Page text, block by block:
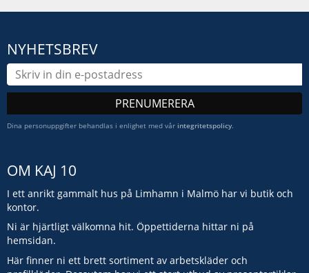
NYHETSBREV
PRENUMERERA
Dina personuppgifter behandlas i enlighet med vår integritetspolicy.
OM KAJ 10
I ett anrikt gammalt hus på Limhamn i Malmö har vi butik och
kontor.
Ni är hjärtligt välkomna hit. Öppettiderna hittar ni på
hemsidan.
Här finner ni ett brett sortiment av arbetskläder och